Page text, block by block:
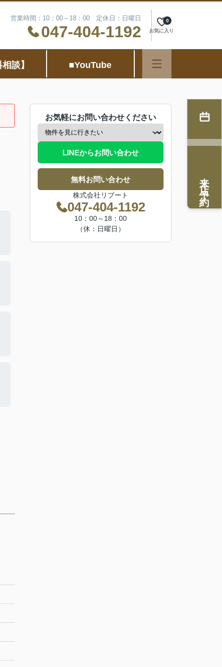
営業時間：10：00～18：00 定休日：日曜日
047-404-1192 お気に入り
0
談】 ■YouTube
お気軽にお問い合わせください
LINEからお問い合わせ
無料お問い合わせ
株式会社リブート
047-404-1192
10：00～18：00
（休：日曜日）
来店予約